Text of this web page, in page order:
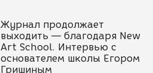
Журнал продолжает
выходить — благодаря New
Art School. Интервью с
основателем школы Егором
Гришиным